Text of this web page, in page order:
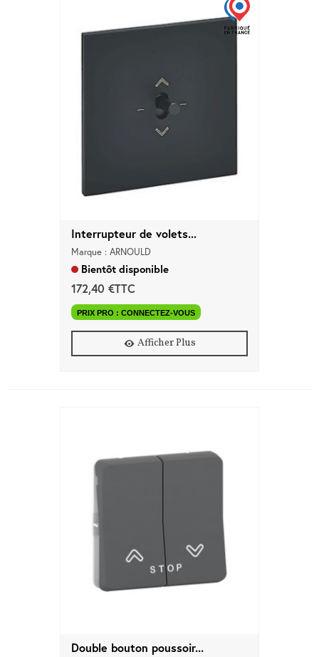
Interrupteur de volets...
Marque : ARNOULD
Bientôt disponible
172,40 €TTC
PRIX PRO : CONNECTEZ-VOUS
Afficher Plus
Double bouton poussoir...